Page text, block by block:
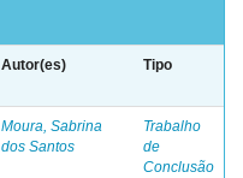
Autor(es) Tipo
Moura, Sabrina
dos Santos
Trabalho
de
Conclusão